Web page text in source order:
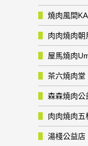
肉肉燒肉朝
屋馬燒肉
茶六燒肉堂
森森燒肉公